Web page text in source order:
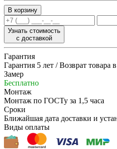
Узнать стоимость
с доставкой
Гарантия
Гарантия 5 лет / Возврат товара
Замер
Бесплатно
Монтаж
Монтаж по ГОСТу за 1,5 часа
Сроки
Ближайшая дата доставки и
Виды оплаты